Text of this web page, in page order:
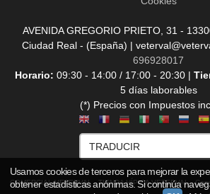
AVENIDA GREGORIO PRIETO, 31 -
Ciudad Real - (España) |
696928017
Horario: 09:30 - 14:00 / 17:00 - 20:30 |
5 días laborables
(*) Precios con Impuestos
COMERCIAL VETERVAL - TIENDA HÍPICA VETERVAL-
Usamos cookies de terceros para mejorar la
obtener estadísticas anónimas. Si continúa